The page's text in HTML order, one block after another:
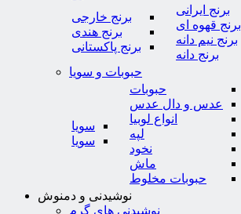
برنج ایرانی
برنج قهوه ای
برنج نیم دانه
برنج دانه
برنج خارجی
برنج هندی
برنج پاکستانی
حبوبات و سویا
حبوبات
عدس و دال عدس
انواع لوبیا
لپه
نخود
ماش
حبوبات مخلوط
سویا
سویا
نوشیدنی و دمنوش
نوشیدنی های گرم